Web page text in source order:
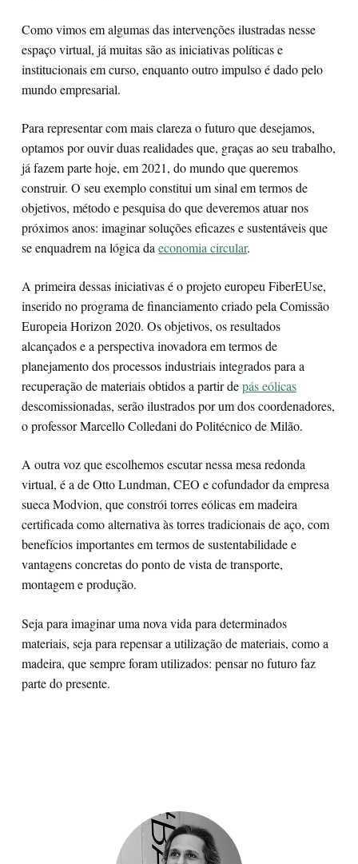
Como vimos em algumas das intervenções ilustradas nesse
espaço virtual, já muitas são as iniciativas políticas e
institucionais em curso, enquanto outro impulso é dado pelo
mundo empresarial.
Para representar com mais clareza o futuro que desejamos,
optamos por ouvir duas realidades que, graças ao seu trabalho,
já fazem parte hoje, em 2021, do mundo que queremos
construir. O seu exemplo constitui um sinal em termos de
objetivos, método e pesquisa do que deveremos atuar nos
próximos anos: imaginar soluções eficazes e sustentáveis que
se enquadrem na lógica daeconomia circular.
A primeira dessas iniciativas é o projeto europeu FiberEUse,
inserido no programa de financiamento criado pela Comissão
Europeia Horizon 2020. Os objetivos, os resultados
alcançados e a perspectiva inovadora em termos de
planejamento dos processos industriais integrados para a
recuperação de materiais obtidos a partir depás eólicas
descomissionadas, serão ilustrados por um dos coordenadores,
o professor Marcello Colledani do Politécnico de Milão.
A outra voz que escolhemos escutar nessa mesa redonda
virtual, é a de Otto Lundman, CEO e cofundador da empresa
sueca Modvion, que constrói torres eólicas em madeira
certificada como alternativa às torres tradicionais de aço, com
benefícios importantes em termos de sustentabilidade e
vantagens concretas do ponto de vista de transporte,
montagem e produção.
Seja para imaginar uma nova vida para determinados
materiais, seja para repensar a utilização de materiais, como a
madeira, que sempre foram utilizados: pensar no futuro faz
parte do presente.